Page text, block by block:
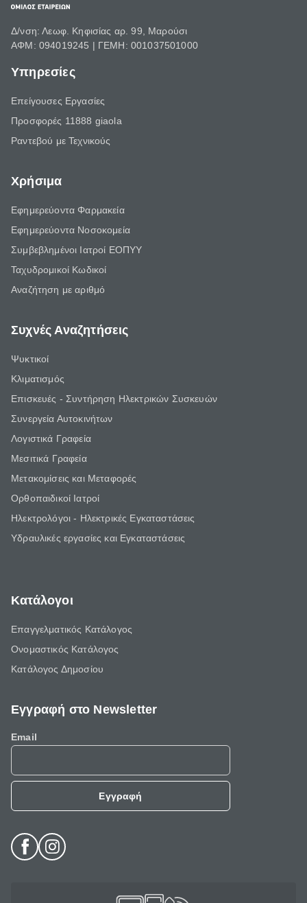
Δ/νση: Λεωφ. Κηφισίας αρ. 99, Μαρούσι
ΑΦΜ: 094019245 | ΓΕΜΗ: 001037501000
Υπηρεσίες
Επείγουσες Εργασίες
Προσφορές 11888 giaola
Ραντεβού με Τεχνικούς
Χρήσιμα
Εφημερεύοντα Φαρμακεία
Εφημερεύοντα Νοσοκομεία
Συμβεβλημένοι Ιατροί ΕΟΠΥΥ
Ταχυδρομικοί Κωδικοί
Αναζήτηση με αριθμό
Συχνές Αναζητήσεις
Ψυκτικοί
Κλιματισμός
Επισκευές - Συντήρηση Ηλεκτρικών Συσκευών
Συνεργεία Αυτοκινήτων
Λογιστικά Γραφεία
Μεσιτικά Γραφεία
Μετακομίσεις και Μεταφορές
Ορθοπαιδικοί Ιατροί
Ηλεκτρολόγοι - Ηλεκτρικές Εγκαταστάσεις
Υδραυλικές εργασίες και Εγκαταστάσεις
Κατάλογοι
Επαγγελματικός Κατάλογος
Ονομαστικός Κατάλογος
Κατάλογος Δημοσίου
Εγγραφή στο Newsletter
Email
Εγγραφή